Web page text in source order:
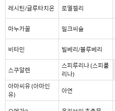
레시틴/글루타치온 로열젤리
마누카꿀 밀크씨슬
비타민 빌베리/블루베리
스쿠알렌
스피루리나 (스피룰
리나)
아마씨유 (아마인
유)
아연